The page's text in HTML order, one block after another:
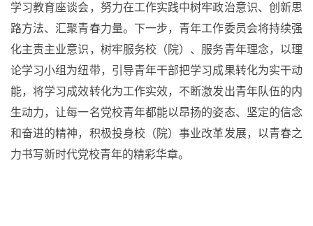
学习教育座谈会， 努力在工作实践中树牢政治意识、创新思
路方法、 汇聚青春力量。下一步，青年工作委员会将持续强
化主责主业意识，树牢服务校（院）、服务青年理念，以理
论学习小组为纽带， 引导青年干部把学习成果转化为实干动
能，将学习成效转化为工作实效，不断激发出青年队伍的内
生动力，让每一名党校青年都能以昂扬的姿态、坚定的信念
和奋进的精神，积极投身校（院）事业改革发展，以青春之
力书写新时代党校青年的精彩华章。